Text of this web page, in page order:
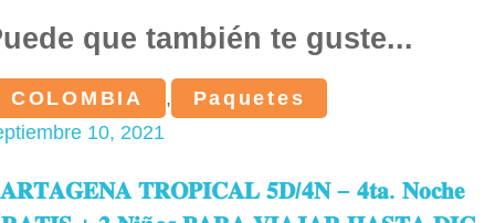
que también te guste...
COLOMBIA ,
Paquetes
10, 2021
𝐓𝐑𝐎𝐏𝐈𝐂𝐀𝐋 𝟓𝐃/𝟒𝐍 – 𝟒𝐭𝐚. 𝐍𝐨𝐜𝐡𝐞